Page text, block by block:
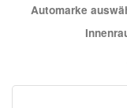
Automarke
Nissan